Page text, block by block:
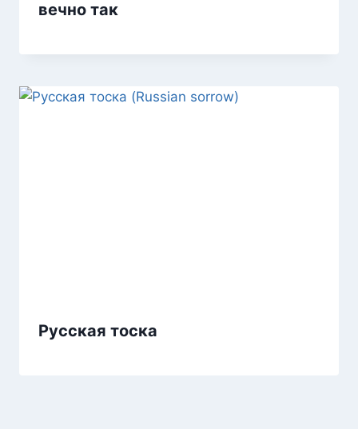
вечно так
Русская тоска